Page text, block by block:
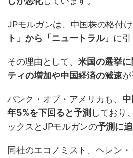
JPモルガンは、中国株の格付
ト」から「ニュートラル」 に引
その理由として、 米国の選挙
ティの増加や中国経済の減速が
バンク・オブ・アメリカも、
年5%を下回ると予測 しており
ックスとJPモルガンの予測に
同社のエコノミスト、ヘレン